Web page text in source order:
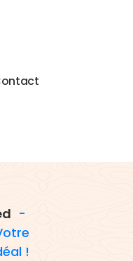
ontact
-
!